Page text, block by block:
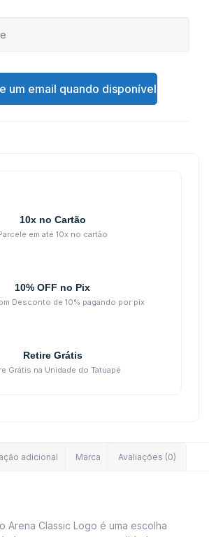
um email quando disponível
10x no Cartão
em até 10x no cartão
10% OFF no Pix
Desconto de 10% pagando por pix
Retire Grátis
Grátis na Unidade do Tatuapé
adicional Marca Avaliações (0)
Arena Classic Logo é uma escolha